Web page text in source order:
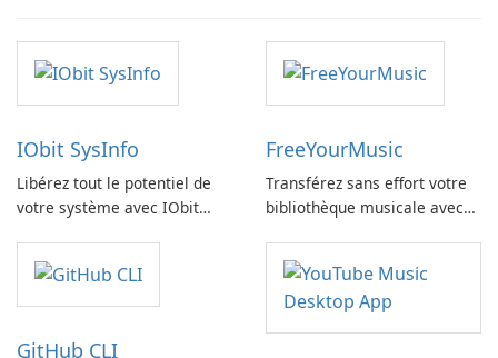
IObit SysInfo
Libérez tout le potentiel de
votre système avec IObit
FreeYourMusic
Transférez sans effort votre
bibliothèque musicale avec
GitHub CLI